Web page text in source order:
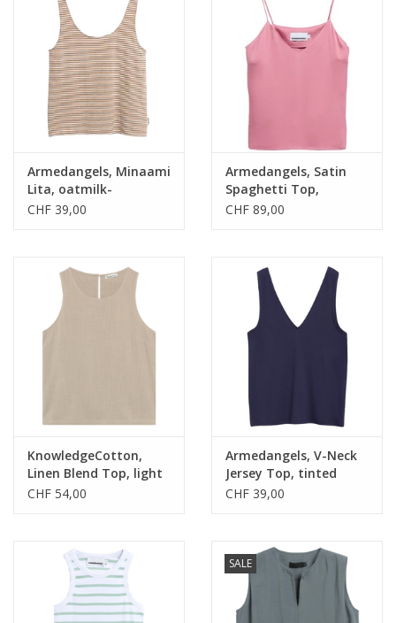
Armedangels, Minaami
Lita, oatmilk-
cinnamon dust, S
CHF 39,00
Armedangels, Satin
Spaghetti Top,
washed berry, S
CHF 89,00
KnowledgeCotton,
Linen Blend Top, light
feather gray, S
CHF 54,00
Armedangels, V-Neck
Jersey Top, tinted
navy, S
CHF 39,00
SALE